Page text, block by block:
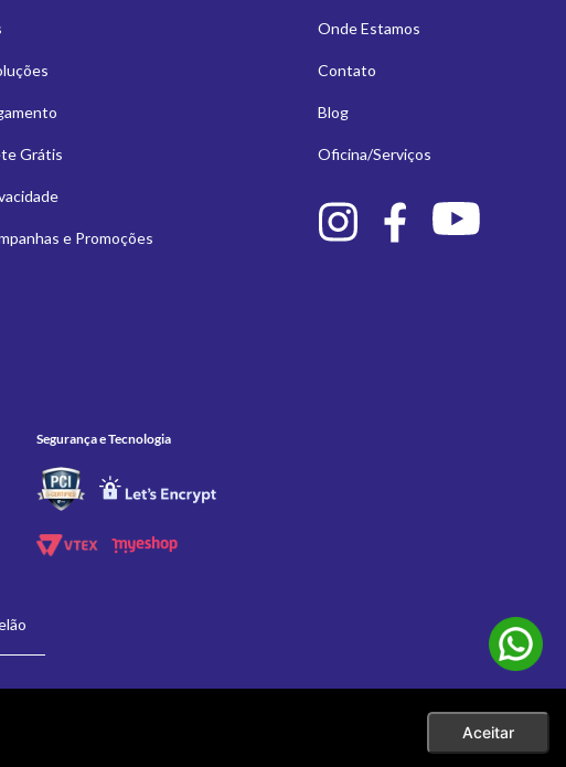
Aceitar
Grátis
e Promoções
Onde Estamos
Contato
Blog
Oficina/Serviços
Segurança e Tecnologia
para as compras efetuadas no ato da sua exibição. Apenas aos pedidos